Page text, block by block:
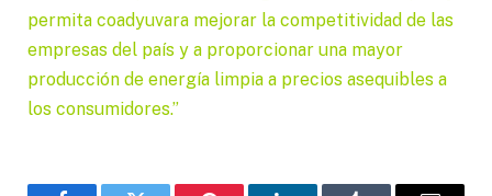
permita coadyuvara mejorar la competitividad de las
empresas del país y a proporcionar una mayor
producción de energía limpia a precios asequibles a
los consumidores.”